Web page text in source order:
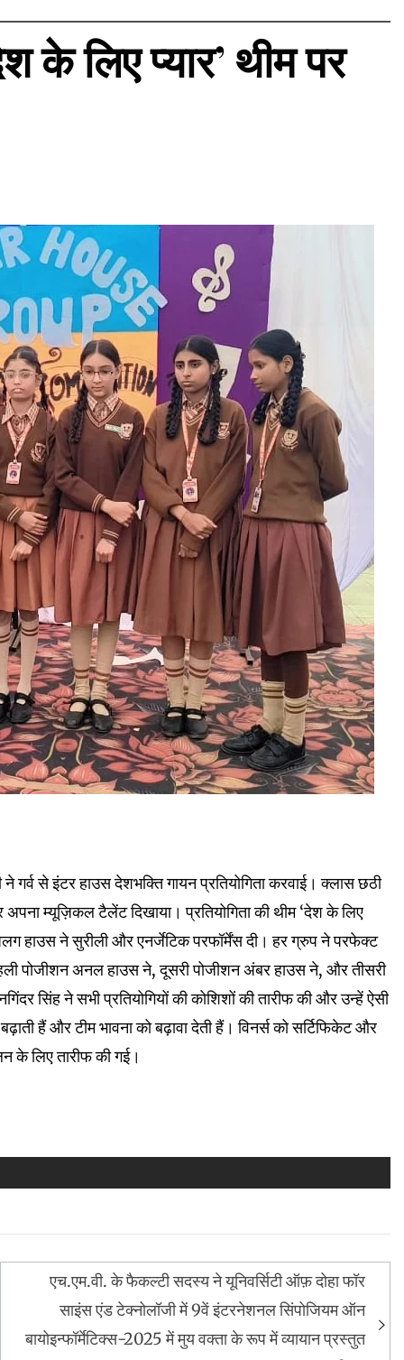
लिए प्यार’ थीम पर
से इंटर हाउस देशभक्ति गायन प्रतियोगिता करवाई। क्लास छठी
म्यूज़िकल टैलेंट दिखाया। प्रतियोगिता की थीम ‘देश के लिए
हाउस ने सुरीली और एनर्जेटिक परफॉर्मेंस दी। हर ग्रुप ने परफेक्ट
पोजीशन अनल हाउस ने, दूसरी पोजीशन अंबर हाउस ने, और तीसरी
सिंह ने सभी प्रतियोगियों की कोशिशों की तारीफ की और उन्हें ऐसी
हैं और टीम भावना को बढ़ावा देती हैं। विनर्स को सर्टिफिकेट और
के लिए तारीफ की गई।
एच.एम.वी. के फैकल्टी सदस्य ने यूनिवर्सिटी ऑफ़ दोहा फॉर
साइंस एंड टेक्नोलॉजी में 9वें इंटरनेशनल सिंपोजियम ऑन
बायोइन्फॉर्मेटिक्स-2025 में मुय वक्ता के रूप में व्यायान प्रस्तुत